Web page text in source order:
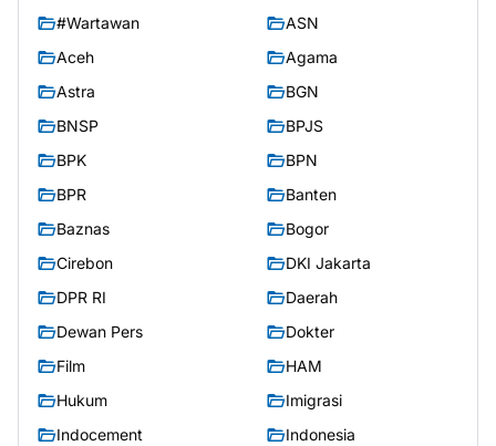
#Wartawan
ASN
Aceh
Agama
Astra
BGN
BNSP
BPJS
BPK
BPN
BPR
Banten
Baznas
Bogor
Cirebon
DKI Jakarta
DPR RI
Daerah
Dewan Pers
Dokter
Film
HAM
Hukum
Imigrasi
Indocement
Indonesia